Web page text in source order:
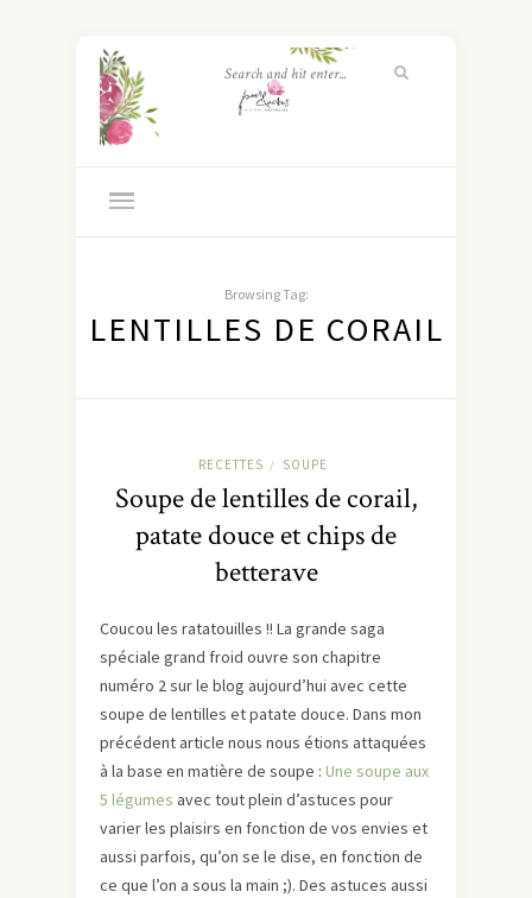
Browsing Tag:
LENTILLES DE CORAIL
RECETTES / SOUPE
Soupe de lentilles de corail,
patate douce et chips de
betterave
Coucou les ratatouilles !! La grande saga
spéciale grand froid ouvre son chapitre
numéro 2 sur le blog aujourd’hui avec cette
soupe de lentilles et patate douce. Dans mon
précédent article nous nous étions attaquées
à la base en matière de soupe : Une soupe aux
5 légumes avec tout plein d’astuces pour
varier les plaisirs en fonction de vos envies et
aussi parfois, qu’on se le dise, en fonction de
ce que l’on a sous la main ;). Des astuces aussi